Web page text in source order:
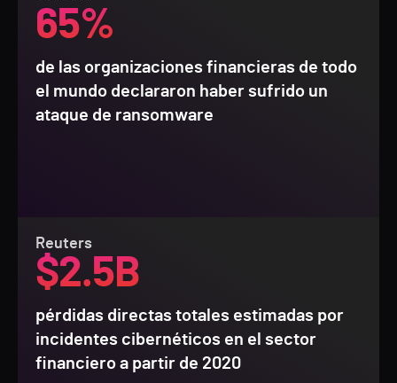
65%
de las organizaciones financieras de todo
el mundo declararon haber sufrido un
ataque de ransomware
Reuters
$2.5B
pérdidas directas totales estimadas por
incidentes cibernéticos en el sector
financiero a partir de 2020